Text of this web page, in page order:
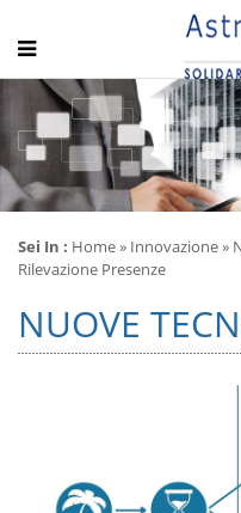
Sei In : Home» Innovazione»
Rilevazione Presenze
NUOVE